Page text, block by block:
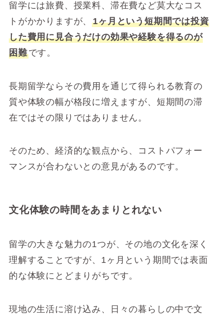
留学には旅費、授業料、滞在費など莫大なコス
トがかかりますが、1ヶ月という短期間では投資
した費用に見合うだけの効果や経験を得るのが
困難です。
長期留学ならその費用を通じて得られる教育の
質や体験の幅が格段に増えますが、短期間の滞
在ではその限りではありません。
そのため、経済的な観点から、コストパフォー
マンスが合わないとの意見があるのです。
文化体験の時間をあまりとれない
留学の大きな魅力の1つが、その地の文化を深く
理解することですが、1ヶ月という期間では表面
的な体験にとどまりがちです。
現地の生活に溶け込み、日々の暮らしの中で文